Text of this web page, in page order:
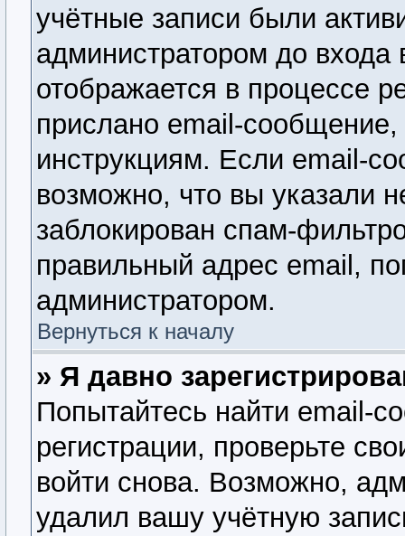
учётные записи были
администратором до
отображается в процессе
прислано email-
инструкциям. Если email-
возможно, что вы указали
заблокирован спам-
правильный адрес email,
администратором.
Вернуться к началу
» Я давно
Попытайтесь найти email-
регистрации, проверьте
войти снова. Возможно,
удалил вашу учётную